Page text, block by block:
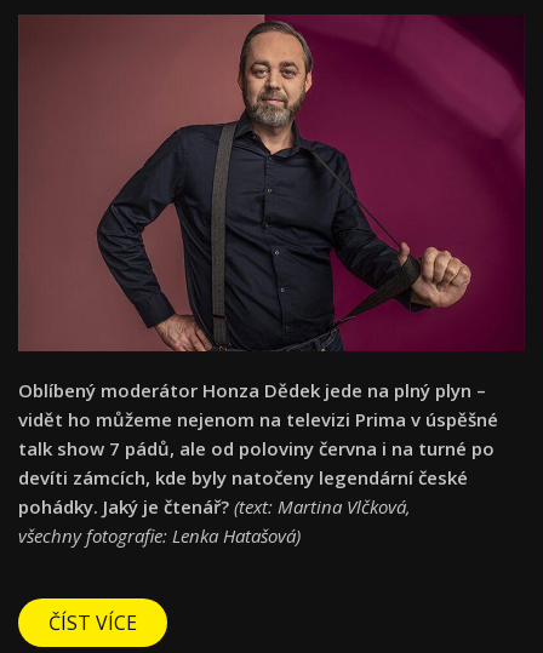
Oblíbený moderátor Honza Dědek jede na plný plyn –
vidět ho můžeme nejenom na televizi Prima v úspěšné
talk show 7 pádů, ale od poloviny června i na turné po
devíti zámcích, kde byly natočeny legendární české
pohádky. Jaký je čtenář? (text: Martina Vlčková,
všechny fotografie: Lenka Hatašová)
ČÍST VÍCE